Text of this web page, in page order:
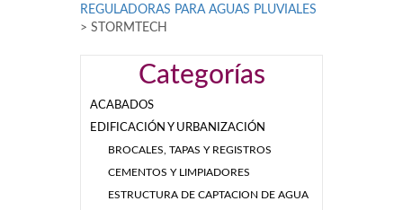
REGULADORAS PARA AGUAS PLUVIALES
> STORMTECH
Categorías
ACABADOS
EDIFICACIÓN Y URBANIZACIÓN
BROCALES, TAPAS Y REGISTROS
CEMENTOS Y LIMPIADORES
ESTRUCTURA DE CAPTACION DE AGUA